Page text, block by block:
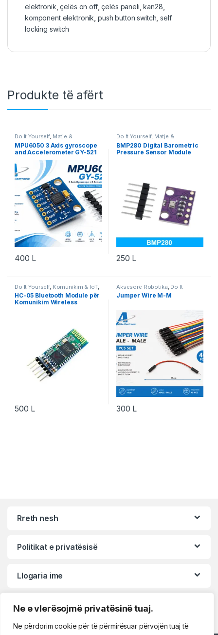
Ne e vlerësojmë privatësinë tuaj.
Ne përdorim cookie për të përmirësuar përvojën tuaj të
elektronik ,çelës on off,çelës paneli ,kan28
komponent elektronik push button switch ,self
locking switch
Produkte të afërt
Do It Yourself, Matje &
Instrumente,Robotika
MPU6050 3 Axis gyroscope
and Accelerometer GY-521
400 L
Do It Yourself, Matje &
Instrumente,Robotika
BMP280 Digital Barometric
Pressure Sensor Module
250 L
Do It Yourself, Komunikim & IoT,
Projekte & Starter Kit, Robotika
HC-05 Bluetooth Module për
Komunikim Wireless
500 L
Aksesorë Robotika Do It
Yourself Projekte & Starter Kit
Robotika
Jumper Wire M-M
300 L
Rreth nesh
Politikat e privatësisë
Llogaria ime